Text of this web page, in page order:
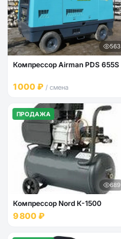
563
Компрессор Airman PDS 655S
1 000 ₽ / смена
ПРОДАЖА
689
Компрессор Nord К-1500
9 800 ₽